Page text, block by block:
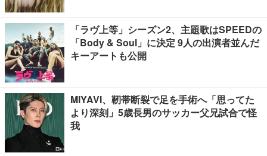
「ラヴ上等」シーズン2、主題歌はSPEEDの
「Body & Soul」に決定 9人の出演者並んだ
キーアートも公開
MIYAVI、靭帯断裂で足を手術へ「思ってた
より深刻」5歳長男のサッカー父兄試合で怪
我